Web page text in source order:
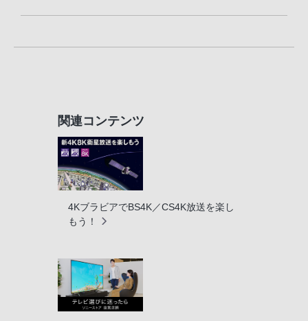
関連コンテンツ
4KブラビアでBS4K／CS4K放送を楽し
もう！